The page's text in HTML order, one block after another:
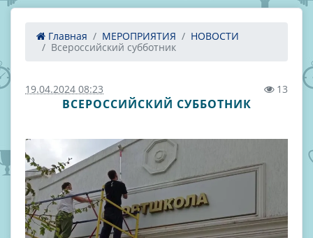
Главная МЕРОПРИЯТИЯ
НОВОСТИ
Всероссийский субботник
19.04.2024 08:23 13
ВСЕРОССИЙСКИЙ СУББОТНИК